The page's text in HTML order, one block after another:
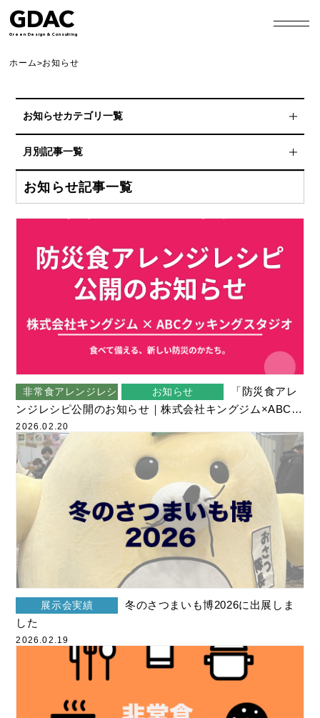
GDAC
Green Design & Consulting
ホーム>お知らせ
お知らせカテゴリ一覧
スポンサーシップ
協賛
非常食アレンジレシピ
Blog
HP更新情報
お知らせ
メディア掲載
受賞歴
寄附実績
各種認証
製品紹介動画
その他の動画
チョッといい話
天災人語
月別記事一覧
2026年8月
2026年6月
2026年2月
2025年12月
2025年10月
2025年9月
2025年5月
2025年4月
2024年12月
2024年10月
2024年5月
お知らせ記事一覧
非常食アレンジレシピ お知らせ
ンジレシピ公開のお知らせ｜株式会社キングジム×ABCク
ッキングスタジオ」
2026.02.20
展示会実績
した
2026.02.19